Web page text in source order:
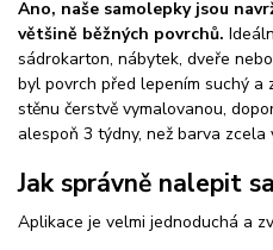
Ano, naše samolepky jsou
většině běžných povrchů.
sádrokarton, nábytek, dveře
byl povrch před lepením suchý a
stěnu čerstvě vymalovanou,
alespoň 3 týdny, než barva zcela
Jak správně nalepit
Aplikace je velmi jednoduchá a